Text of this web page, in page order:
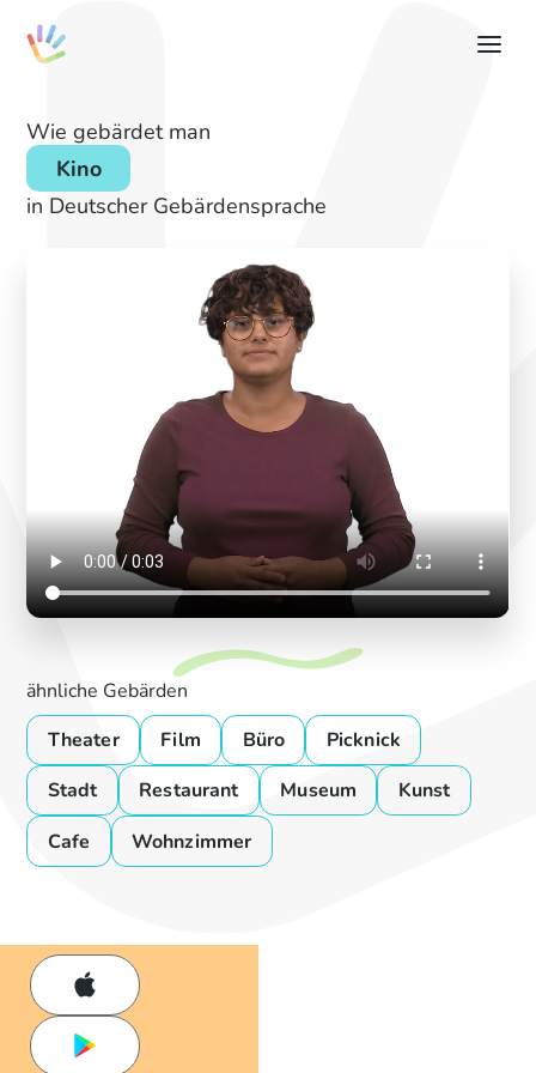
Wie gebärdet man
Kino
in Deutscher Gebärdensprache
ähnliche Gebärden
Theater
Film Büro
Picknick
Stadt
Restaurant Museum
Kunst
Cafe
Wohnzimmer